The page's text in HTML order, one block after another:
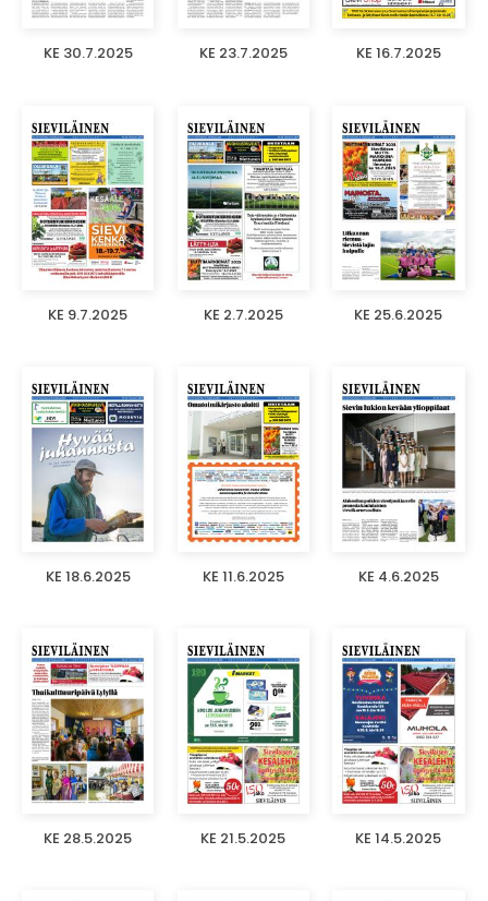
KE 30.7.2025 KE 23.7.2025 KE 16.7.2025
KE 9.7.2025 KE 2.7.2025 KE 25.6.2025
KE 18.6.2025 KE 11.6.2025 KE 4.6.2025
KE 28.5.2025 KE 21.5.2025 KE 14.5.2025